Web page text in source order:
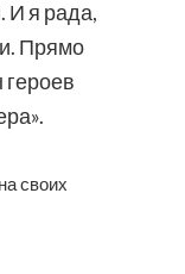
И я рада,
Прямо
своих